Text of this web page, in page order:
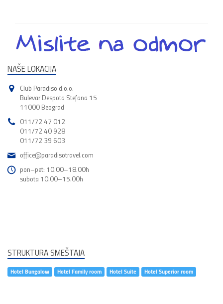
NAŠE LOKACIJA
Club Paradiso d.o.o.
Bulevar Despota Stefana 15
11000 Beograd
011/72 47 012
011/72 40 928
011/72 39 603
office@paradisotravel.com
pon–pet: 10.00–18.00h
subota 10.00–15.00h
STRUKTURA SMEŠTAJA
Hotel Bungalow Hotel Family room Hotel Suite Hotel Superior room